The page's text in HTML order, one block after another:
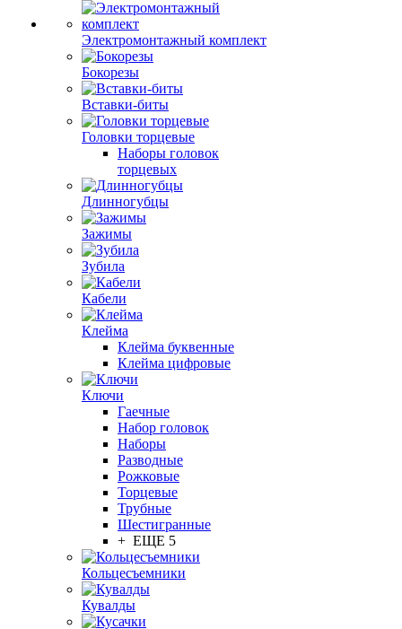
Электромонтажный комплект
Бокорезы
Вставки-биты
Головки торцевые
Наборы головок
торцевых
Длинногубцы
Зажимы
Зубила
Кабели
Клейма
Клейма буквенные
Клейма цифровые
Ключи
Гаечные
Набор головок
Наборы
Разводные
Рожковые
Торцевые
Трубные
Шестигранные
+ ЕЩЕ 5
Кольцесъемники
Кувалды